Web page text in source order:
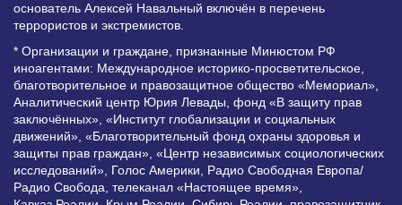
основатель Алексей Навальный включён в перечень
террористов и экстремистов.
* Организации и граждане, признанные Минюстом РФ
иноагентами: Международное историко-просветительское,
благотворительное и правозащитное общество «Мемориал»,
Аналитический центр Юрия Левады, фонд «В защиту прав
заключённых», «Институт глобализации и социальных
движений», «Благотворительный фонд охраны здоровья и
защиты прав граждан», «Центр независимых социологических
исследований», Голос Америки, Радио Свободная Европа/
Радио Свобода, телеканал «Настоящее время»,